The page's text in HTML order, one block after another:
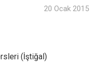
20 Ocak 2015
(İştiğal)